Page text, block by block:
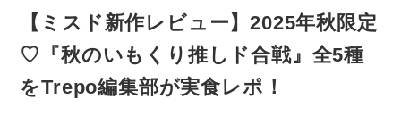
【ミスド新作レビュー】2025年秋限定
♡『秋のいもくり推しド合戦』全5種
をTrepo編集部が実食レポ！